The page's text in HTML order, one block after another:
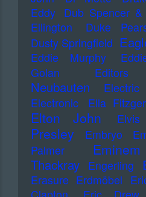
Eddy
Dub Spencer
Ellington
Duke
Dusty Springfield
Eddie Murphy
Golan
Editors
Neubauten
Electronic
Ella
Elton John
Presley
Embryo
Palmer
Eminem
Thackray
Engerling
Erasure Erdmöbel